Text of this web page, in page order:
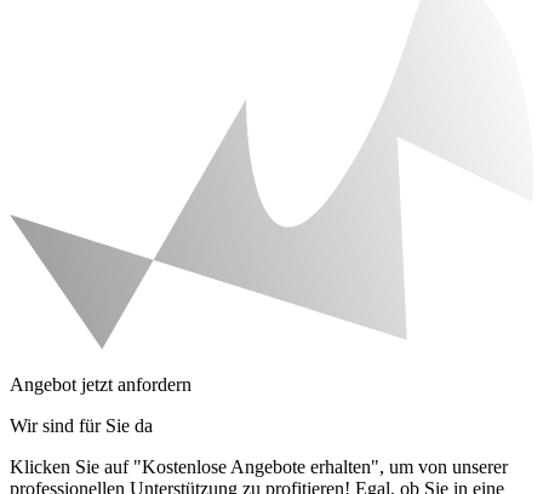
Angebot jetzt anfordern
Wir sind für Sie da
Klicken Sie auf "Kostenlose Angebote erhalten", um von unserer
professionellen Unterstützung zu profitieren! Egal, ob Sie in eine